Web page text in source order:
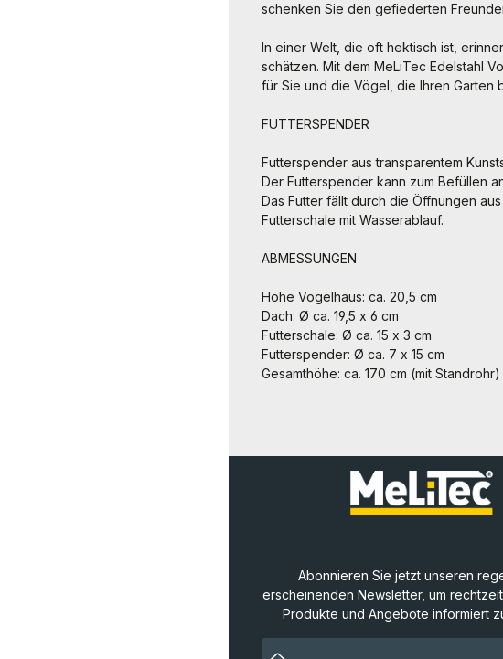
schenken Sie den gefiederten
In einer Welt, die oft hektisch ist,
schätzen. Mit dem MeLiTec Edelstahl
für Sie und die Vögel, die Ihren Garten
FUTTERSPENDER
Futterspender aus transparentem
Der Futterspender kann zum Befüllen
Das Futter fällt durch die Öffnungen
Futterschale mit Wasserablauf.
ABMESSUNGEN
Höhe Vogelhaus: ca. 20,5 cm
Dach: Ø ca. 19,5 x 6 cm
Futterschale: Ø ca. 15 x 3 cm
Futterspender: Ø ca. 7 x 15 cm
Gesamthöhe: ca. 170 cm (mit Standrohr)
Abonnieren Sie jetzt unseren
erscheinenden Newsletter, um
Produkte und Angebote informiert